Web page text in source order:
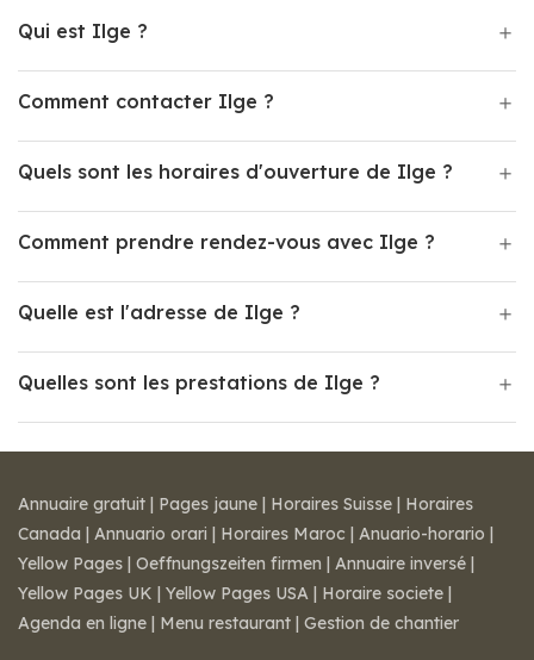
Qui est Ilge ?
Comment contacter Ilge ?
Quels sont les horaires d'ouverture de Ilge ?
Comment prendre rendez-vous avec Ilge ?
Quelle est l'adresse de Ilge ?
Quelles sont les prestations de Ilge ?
Annuaire gratuit | Pages jaune | Horaires Suisse | Horaires
Canada | Annuario orari | Horaires Maroc | Anuario-horario |
Yellow Pages | Oeffnungszeiten firmen | Annuaire inversé |
Yellow Pages UK | Yellow Pages USA | Horaire societe |
Agenda en ligne | Menu restaurant | Gestion de chantier